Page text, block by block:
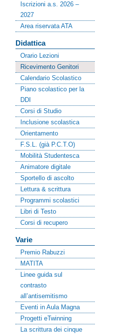
Iscrizioni a.s. 2026 –
2027
Area riservata ATA
Didattica
Orario Lezioni
Ricevimento Genitori
Calendario Scolastico
Piano scolastico per la
DDI
Corsi di Studio
Inclusione scolastica
Orientamento
F.S.L. (già P.C.T.O)
Mobilità Studentesca
Animatore digitale
Sportello di ascolto
Lettura & scrittura
Programmi scolastici
Libri di Testo
Corsi di recupero
Varie
Premio Rabuzzi
MATITA
Linee guida sul
contrasto
all’antisemitismo
Eventi in Aula Magna
Progetti eTwinning
La scrittura dei cinque